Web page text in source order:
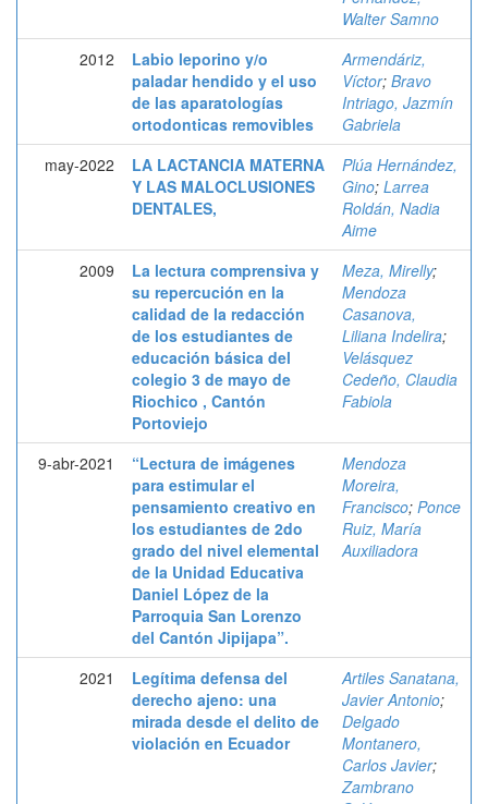
Walter Samno
2012
Labio leporino y/o
paladar hendido y el uso
de las aparatologías
ortodonticas removibles
Armendáriz,
Víctor; Bravo
Intriago, Jazmín
Gabriela
may-2022
LA LACTANCIA MATERNA
Y LAS MALOCLUSIONES
DENTALES,
Plúa Hernández,
Gino; Larrea
Roldán, Nadia
Aime
2009
La lectura comprensiva y
su repercución en la
calidad de la redacción
de los estudiantes de
educación básica del
colegio 3 de mayo de
Riochico , Cantón
Portoviejo
Meza, Mirelly;
Mendoza
Casanova,
Liliana Indelira;
Velásquez
Cedeño, Claudia
Fabiola
9-abr-2021
“Lectura de imágenes
para estimular el
pensamiento creativo en
los estudiantes de 2do
grado del nivel elemental
de la Unidad Educativa
Daniel López de la
Parroquia San Lorenzo
del Cantón Jipijapa”.
Mendoza
Moreira,
Francisco; Ponce
Ruiz, María
Auxiliadora
2021
Legítima defensa del
derecho ajeno: una
mirada desde el delito de
violación en Ecuador
Artiles Sanatana,
Javier Antonio;
Delgado
Montanero,
Carlos Javier;
Zambrano